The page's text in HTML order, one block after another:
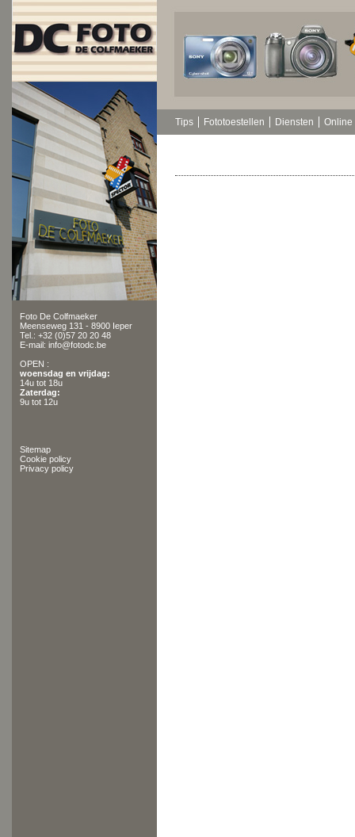
Foto De Colfmaeker
Meenseweg 131 - 8900 Ieper
Tel.: +32 (0)57 20 20 48
E-mail: info@fotodc.be
OPEN :
woensdag en vrijdag:
14u tot 18u
Zaterdag:
9u tot 12u
Sitemap
Cookie policy
Privacy policy
Tips Fototoestellen Diensten Online